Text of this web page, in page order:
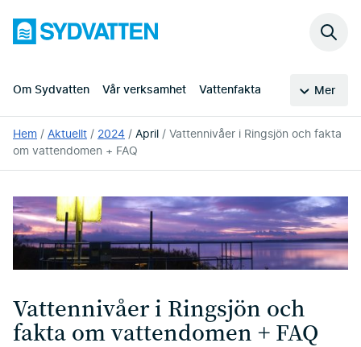
huvudinnehållet
Sydvatten
Om Sydvatten Vår verksamhet Vattenfakta Mer
Sök
Du
är
här:
Hem Aktuellt 2024 April
Vattennivåer i Ringsjön och fakta
om vattendomen + FAQ
Vattennivåer i Ringsjön och
fakta om vattendomen + FAQ